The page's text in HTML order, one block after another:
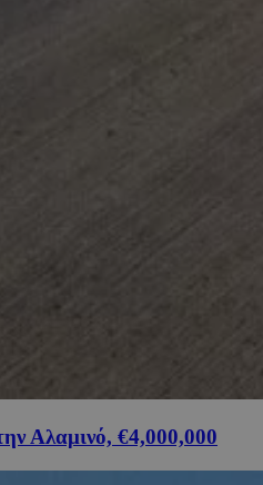
Αλαμινό, €4,000,000